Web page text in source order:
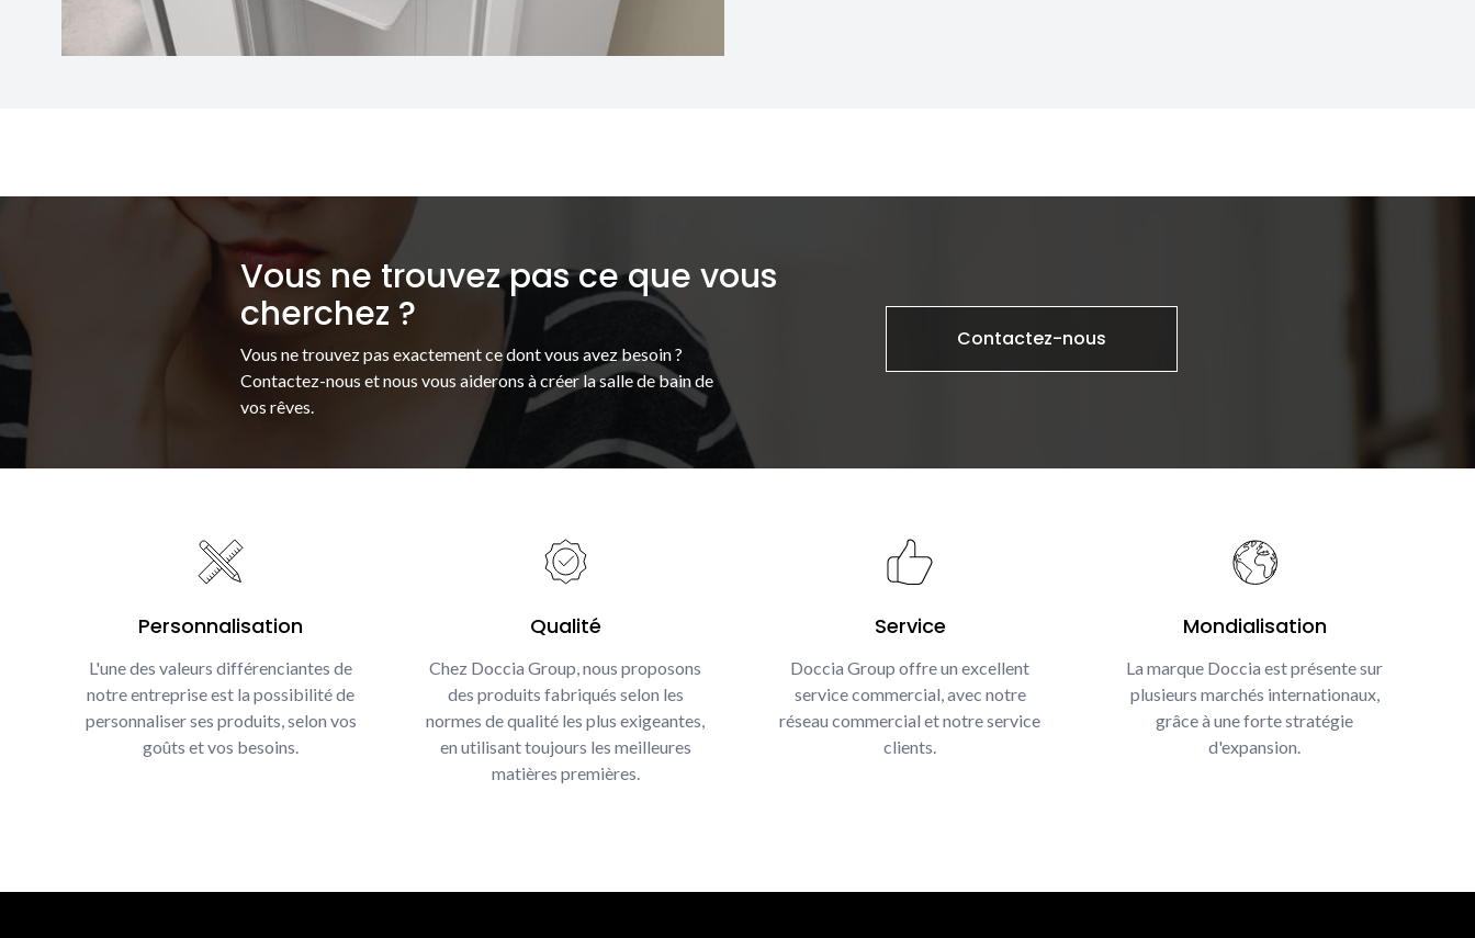
Vous ne trouvez pas ce que vous
cherchez ?
Vous ne trouvez pas exactement ce dont vous avez besoin ?
Contactez-nous et nous vous aiderons à créer la salle de bain de
vos rêves.
Contactez-nous
Personnalisation
L'une des valeurs différenciantes de
notre entreprise est la possibilité de
personnaliser ses produits, selon vos
goûts et vos besoins.
Qualité
Chez Doccia Group, nous proposons
des produits fabriqués selon les
normes de qualité les plus exigeantes,
en utilisant toujours les meilleures
matières premières.
Service
Doccia Group offre un excellent
service commercial, avec notre
réseau commercial et notre service
clients.
Mondialisation
La marque Doccia est présente sur
plusieurs marchés internationaux,
grâce à une forte stratégie
d'expansion.